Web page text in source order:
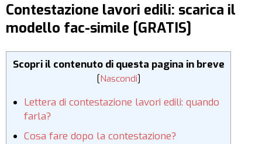
Contestazione lavori edili: scarica il
modello fac-simile [GRATIS]
Scopri il contenuto di questa pagina in breve
[Nascondi]
Lettera di contestazione lavori edili: quando
farla?
Cosa fare dopo la contestazione?